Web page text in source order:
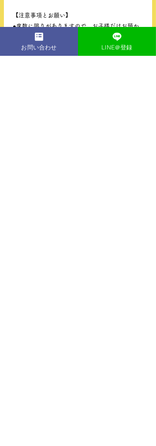
【注意事項とお願い】
●席数に限りがありますので、お子様だけお預か
りします。
保護者の方のご見学希望の方は最初と最後の10分
お問い合わせ LINE＠登録